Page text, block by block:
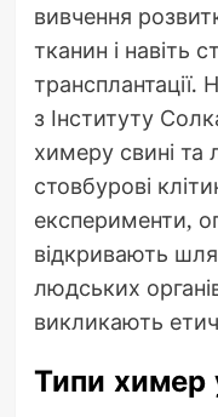
вивчення
тканин і навіть
трансплантації.
з Інституту
химеру свині та
стовбурові
експерименти,
відкривають
людських
викликають
Типи химер